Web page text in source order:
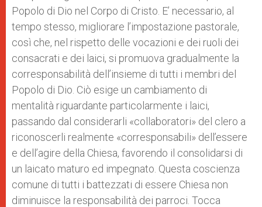
Popolo di Dio nel Corpo di Cristo. E’ necessario, al
tempo stesso, migliorare l’impostazione pastorale,
così che, nel rispetto delle vocazioni e dei ruoli dei
consacrati e dei laici, si promuova gradualmente la
corresponsabilità dell’insieme di tutti i membri del
Popolo di Dio. Ciò esige un cambiamento di
mentalità riguardante particolarmente i laici,
passando dal considerarli «collaboratori» del clero a
riconoscerli realmente «corresponsabili» dell’essere
e dell’agire della Chiesa, favorendo il consolidarsi di
un laicato maturo ed impegnato. Questa coscienza
comune di tutti i battezzati di essere Chiesa non
diminuisce la responsabilità dei parroci. Tocca